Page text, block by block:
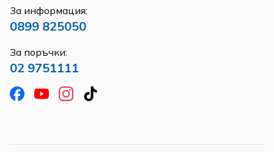
За информация:
0899 825050
За поръчки:
02 9751111